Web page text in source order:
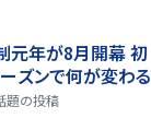
元年が8月開幕 初
ズンで何が変わる
題の投稿